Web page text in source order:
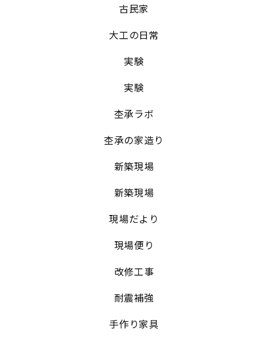
古民家
大工の日常
実験
実験
杢承ラボ
杢承の家造り
新築現場
新築現場
現場だより
現場便り
改修工事
耐震補強
手作り家具